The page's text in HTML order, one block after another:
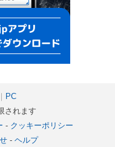
PC
されます
- クッキーポリシー
- ヘルプ